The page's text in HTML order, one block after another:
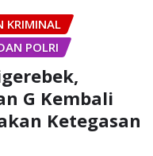
KRIMINAL
POLRI
G Kembali
Ketegasan